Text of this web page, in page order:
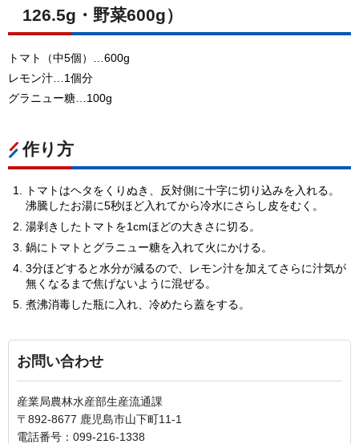
126.5g・野菜600g）
トマト（中5個）…600g
レモン汁…1個分
グラニュー糖…100g
作り方
トマトはヘタをくりぬき、反対側に十字に切り込みを入れる。
沸騰したお湯に5秒ほど入れてから冷水にさらし皮をむく。
湯剥きしたトマトを1cmほどの大きさに切る。
鍋にトマトとグラニュー糖を入れて火にかける。
3分ほどすると水分が減るので、レモン汁を加えてさらに汁気が
無くなるまで焦げないように混ぜる。
煮沸消毒した瓶に入れ、冷めたら蓋をする。
お問い合わせ
産業局農林水産部生産流通課
〒892-8677 鹿児島市山下町11-1
電話番号：099-216-1338